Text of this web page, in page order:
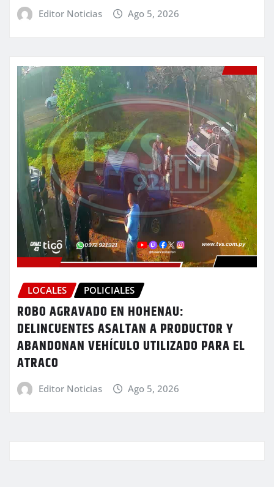
Editor Noticias Ago 5, 2026
LOCALES POLICIALES
ROBO AGRAVADO EN HOHENAU:
DELINCUENTES ASALTAN A PRODUCTOR Y
ABANDONAN VEHÍCULO UTILIZADO PARA EL
ATRACO
Editor Noticias Ago 5, 2026